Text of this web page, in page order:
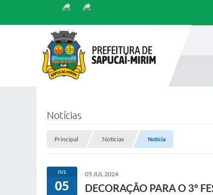
Notícias
Principal Notícias Notícia
JUL
05
05 JUL 2024
DECORAÇÃO PARA O 3º